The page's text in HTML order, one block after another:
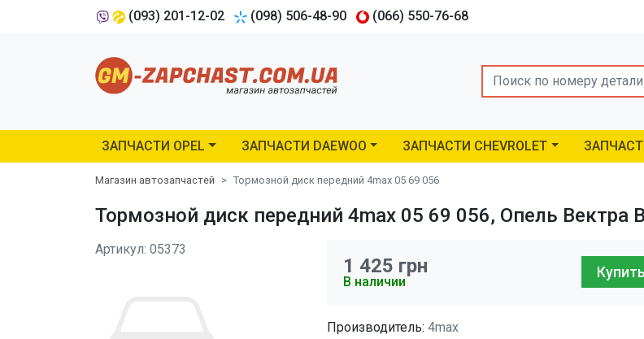
(093) 201-12-02 (098) 506-48-90 (066) 550-76-68
Search
ЗАПЧАСТИ OPEL ЗАПЧАСТИ DAEWOO ЗАПЧАСТИ CHEVROLET
Магазин автозапчастей Тормозной диск передний 4max 05 69 056
Тормозной диск передний 4max 05 69 056, Опель Вектра
Артикул: 05373
1 425 грн
В наличии
Купить
Производитель: 4max